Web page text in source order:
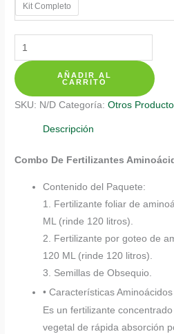
Kit Completo
Kits
De
Fertilizantes
Para
Girasol
AÑADIR AL
CARRITO
SKU: N/D Categoría:Otros
Descripción
Combo De Fertilizantes
Contenido del Paquete:
1. Fertilizante foliar de
ML (rinde 120 litros).
2. Fertilizante por goteo de
120 ML (rinde 120 litros).
3. Semillas de Obsequio.
• Características
Es un fertilizante
vegetal de rápida absorción